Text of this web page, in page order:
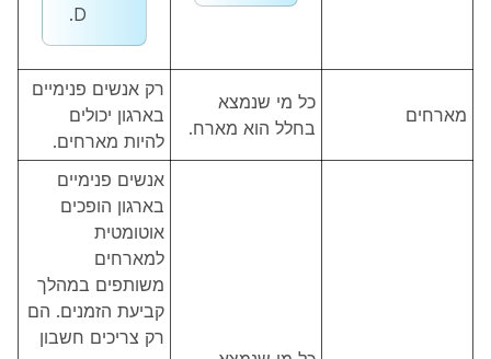
D.
מארחים
כל מי שנמצא
בחלל הוא מארח.
רק אנשים פנימיים
בארגון יכולים
להיות מארחים.
אנשים פנימיים
בארגון הופכים
אוטומטית
למארחים
משותפים במהלך
קביעת הזמנים. הם
רק צריכים חשבון